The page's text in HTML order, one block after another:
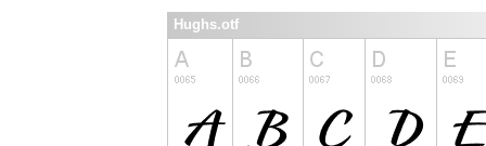
Hughs.otf